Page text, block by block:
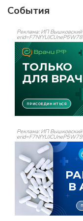
События
Реклама: ИП
Реклама: ИП